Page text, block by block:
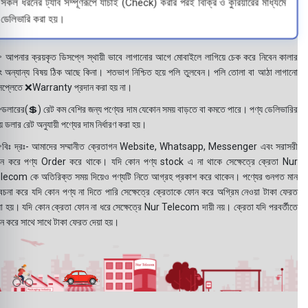
সকল ধরনের ট্যাব সম্পূর্ণরূপে যাচাই (Check) করার পরই বিক্রি ও কুরিয়ারের মাধ্যমে
ডেলিভারি করা হয়।
ক্রয়কৃত ডিসপ্লে স্থায়ী ভাবে লাগানোর আগে মোবাইলে লাগিয়ে চেক করে নিবেন কালার
অন্যান্য বিষয় ঠিক আছে কিনা। শতভাগ নিশ্চিত হয়ে পলি তুলবেন। পলি তোলা বা আঠা লাগানো
❌Warranty প্রদান করা হয় না।
রেট কম বেশির জন্য পণ্যের দাম যেকোন সময় বাড়তে বা কমতে পারে। পণ্য ডেলিভারির
ডলার রেট অনুযায়ী পণ্যের দাম নির্ধারণ করা হয়।
দ্রঃ- আমাদের সম্মানীত ক্রেতাগন Website, Whatsapp, Messenger এবং সরাসরী
করে পণ্য Order করে থাকে। যদি কোন পণ্য stock এ না থাকে সেক্ষেত্রে ক্রেতা Nur
কে অতিরিক্ত সময় দিয়েও পণ্যটি নিতে আগ্রহ প্রকাশ করে থাকেন। পণ্যের গুনগত মান
করে যদি কোন পণ্য না দিতে পারি সেক্ষেত্রে ক্রেতাকে ফোন করে অগ্রিম নেওয়া টাকা ফেরত
হয়। যদি কোন ক্রেতা ফোন না ধরে সেক্ষেত্রে Nur Telecom দায়ী নয়। ক্রেতা যদি পরবর্তীতে
করে সাথে সাথে টাকা ফেরত দেয়া হয়।